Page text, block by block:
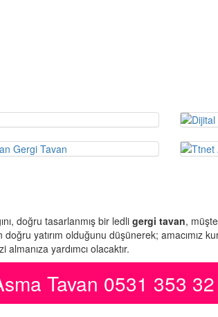
doğru tasarlanmış bir ledli gergi tavan,
yatırım olduğunu düşünerek; amacımız
yardımcı olacaktır.
Tavan 0531 353